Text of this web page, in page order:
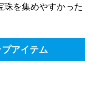
珠を集めやすかった
アイテム